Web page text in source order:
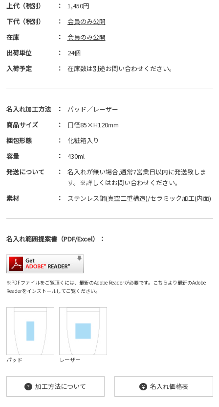
上代（税別） ：
1,450円
下代（税別）
：
会員のみ公開
在庫
：
会員のみ公開
出荷単位
：
24個
入荷予定
： 在庫数は別途お問い合わせください。
名入れ加工方法 ：
パッド／レーザー
商品サイズ
：
口径85×H120mm
梱包形態
：
化粧箱入り
容量
：
430ml
発送について
：
名入れが無い場合,通常7営業日以内に発送致しま
す。※詳しくはお問い合わせください。
素材
： ステンレス鋼(真空二重構造)/セラミック加工(内面)
名入れ範囲提案書（PDF/Excel） ：
※PDFファイルをご覧頂くには、最新のAdobe Readerが必要です。 こちらより最新のAdobe
Readerをインストールしてご覧ください。
パッド レーザー
? 加工方法について ¥ 名入れ価格表